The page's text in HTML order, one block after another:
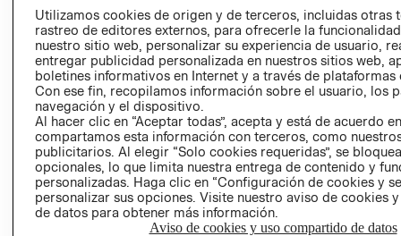
PETICIONES
QUEJAS Y
RECLAMOS
Colombia ($)
CAMBIAR REGIÓN
Utilizamos cookies de origen y de terceros, incluidas otras
rastreo de editores externos, para ofrecerle la
nuestro sitio web, personalizar su experiencia de usuario,
entregar publicidad personalizada en nuestros sitios web,
boletines informativos en Internet y a través de plataformas
Con ese fin, recopilamos información sobre el usuario, los
navegación y el dispositivo.
Al hacer clic en “Aceptar todas”, acepta y está de acuerdo
compartamos esta información con terceros, como
publicitarios. Al elegir “Solo cookies requeridas”, se
opcionales, lo que limita nuestra entrega de contenido y
personalizadas. Haga clic en “Configuración de cookies y
personalizar sus opciones. Visite nuestro aviso de cookies
de datos para obtener más información.
Aviso de cookies y uso compartido de datos